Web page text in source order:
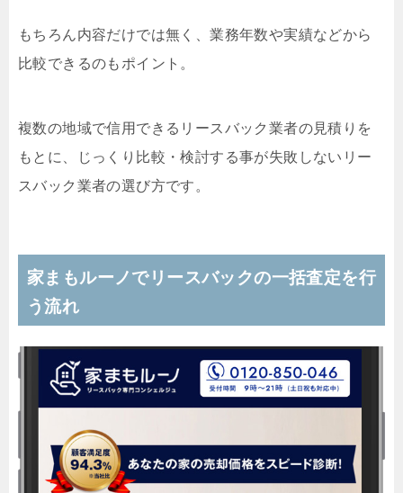
もちろん内容だけでは無く、業務年数や実績などから
比較できるのもポイント。
複数の地域で信用できるリースバック業者の見積りを
もとに、じっくり比較・検討する事が失敗しないリー
スバック業者の選び方です。
家まもルーノでリースバックの一括査定を行
う流れ